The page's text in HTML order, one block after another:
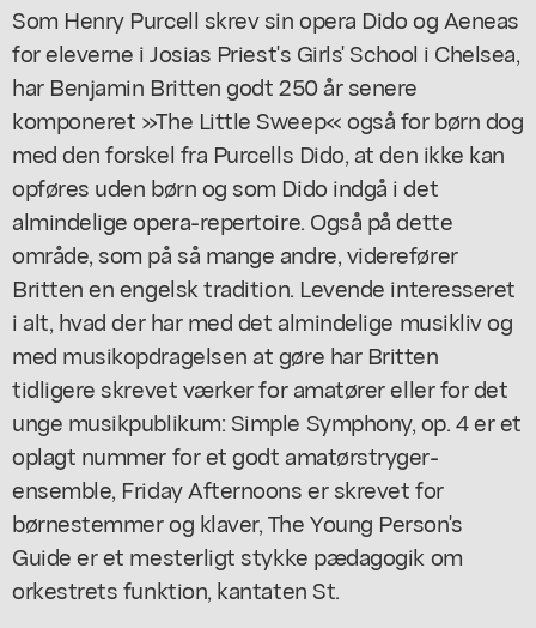
Som Henry Purcell skrev sin opera Dido og Aeneas
for eleverne i Josias Priest's Girls' School i Chelsea,
har Benjamin Britten godt 250 år senere
komponeret »The Little Sweep« også for børn dog
med den forskel fra Purcells Dido, at den ikke kan
opføres uden børn og som Dido indgå i det
almindelige opera-repertoire. Også på dette
område, som på så mange andre, viderefører
Britten en engelsk tradition. Levende interesseret
i alt, hvad der har med det almindelige musikliv og
med musikopdragelsen at gøre har Britten
tidligere skrevet værker for amatører eller for det
unge musikpublikum: Simple Symphony, op. 4 er et
oplagt nummer for et godt amatørstryger-
ensemble, Friday Afternoons er skrevet for
børnestemmer og klaver, The Young Person's
Guide er et mesterligt stykke pædagogik om
orkestrets funktion, kantaten St.